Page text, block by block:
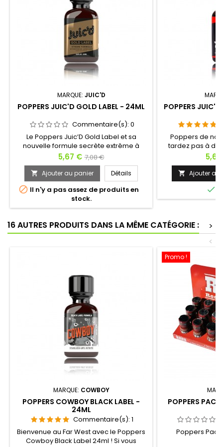
MARQUE: JUIC'D
POPPERS JUIC'D GOLD LABEL - 24ML
Commentaire(s): 0
Le Poppers Juic’D Gold Label et sa
nouvelle formule secrète extrême à
base d’Amyl saura ravir les plus
exigeants. Pour vos moments de
sensualité les plus intenses, laissez-vous
envoûter par une sensation de chaleur
qui laissera place à une euphorie
sexuelle quasi incontrôlable. Pour tous
les plaisirs, ce poppers va réveiller votre
Prix
5,67 € Prix
de
base
7,08 €
 Ajouter au panier Détails
 Il n'y a pas assez de produits en
stock.
POPPERS
Poppers de
tardez pas à
Label en format
de plaisir ! Un
de Pentyl
tabous. Sa
les
sensations fortes
Prix
 Ajouter au

16 AUTRES PRODUITS DANS LA MÊME CATÉGORIE :
>
<
MARQUE: COWBOY
POPPERS COWBOY BLACK LABEL -
24ML
Commentaire(s): 1
Bienvenue au Far West avec le Poppers
Cowboy Black Label 24ml ! Si vous
Promo !
POPPERS
Poppers